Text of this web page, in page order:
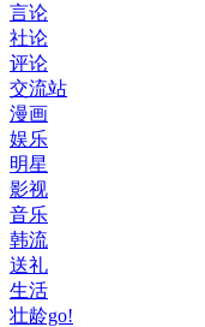
言论
社论
评论
交流站
漫画
娱乐
明星
影视
音乐
韩流
送礼
生活
壮龄go!